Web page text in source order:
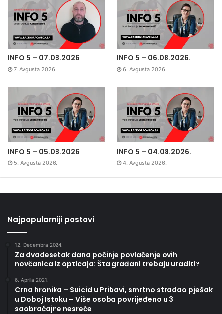
INFO 5 – 07.08.2026
7. Avgusta 2026.
INFO 5 – 06.08.2026.
6. Avgusta 2026.
INFO 5 – 05.08.2026
5. Avgusta 2026.
INFO 5 – 04.08.2026.
4. Avgusta 2026.
Najpopularniji postovi
12. Decembra 2024.
Za dvadesetak dana počinje povlačenje ovih
novčanica iz opticaja: Šta građani trebaju uraditi?
6. Aprila 2021.
Crna hronika – Suicid u Pribavi, smrtno stradao pješak
u Doboj Istoku – Više osoba povrijeđeno u 3
saobraćajne nesreće